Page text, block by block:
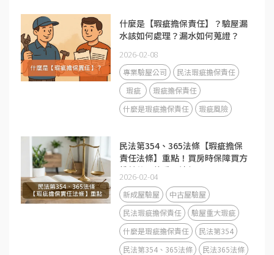
什麼是【瑕疵擔保責任】？驗屋漏
水該如何處理？漏水如何蒐證？
2026-02-08
專業驗屋公司
民法瑕疵擔保責任
瑕疵
瑕疵擔保責任
什麼是瑕疵擔保責任
瑕疵風險
民法第354、365法條【瑕疵擔保
責任法條】重點！買房時保障買方
權益的兩條重要法規
2026-02-04
新成屋驗屋
中古屋驗屋
民法瑕疵擔保責任
驗屋重大瑕疵
什麼是瑕疵擔保責任
民法第354
民法第354、365法條
民法365法條